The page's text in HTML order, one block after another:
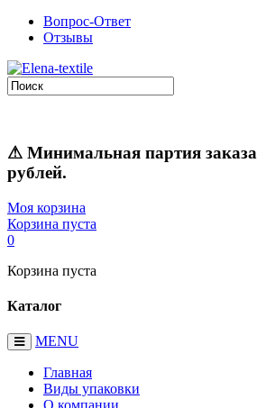
Вопрос-Ответ
Отзывы
⚠ Минимальная партия заказа
рублей.
Моя корзина
Корзина пуста
0
Корзина пуста
Каталог
MENU
Главная
Виды упаковки